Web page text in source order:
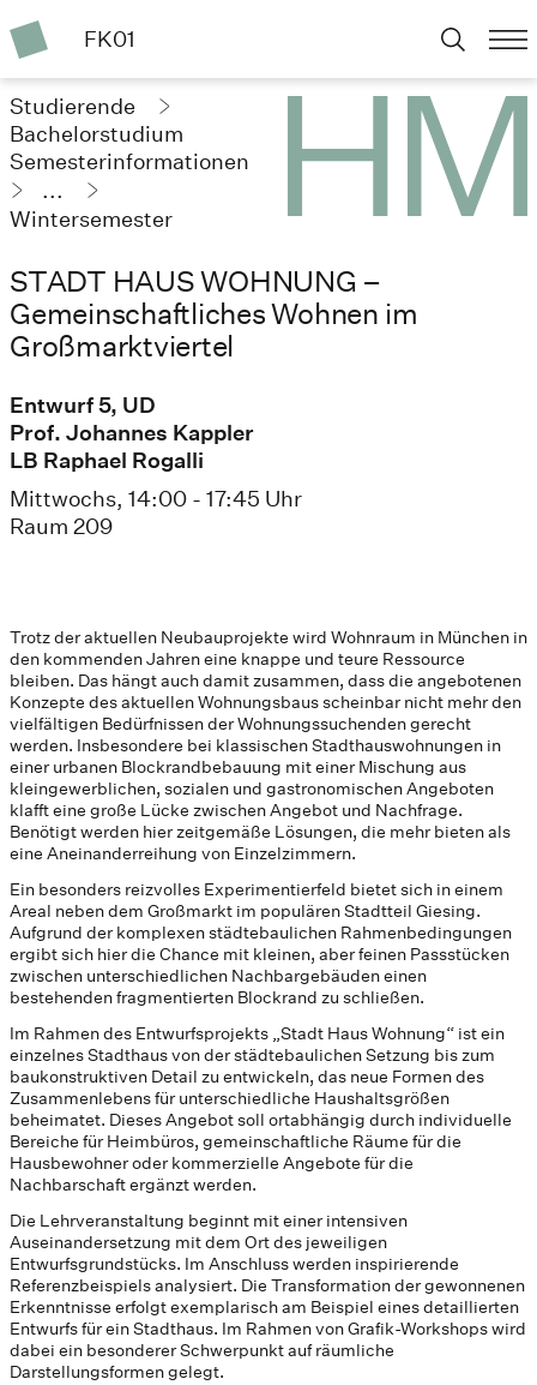
FK01
Studierende
Bachelorstudium
Semesterinformationen
...
Wintersemester
STADT HAUS WOHNUNG –
Gemeinschaftliches Wohnen im
Großmarktviertel
Entwurf 5, UD
Prof. Johannes Kappler
LB Raphael Rogalli
Mittwochs, 14:00 - 17:45 Uhr
Raum 209
Trotz der aktuellen Neubauprojekte wird Wohnraum in München in
den kommenden Jahren eine knappe und teure Ressource
bleiben. Das hängt auch damit zusammen, dass die angebotenen
Konzepte des aktuellen Wohnungsbaus scheinbar nicht mehr den
vielfältigen Bedürfnissen der Wohnungssuchenden gerecht
werden. Insbesondere bei klassischen Stadthauswohnungen in
einer urbanen Blockrandbebauung mit einer Mischung aus
kleingewerblichen, sozialen und gastronomischen Angeboten
klafft eine große Lücke zwischen Angebot und Nachfrage.
Benötigt werden hier zeitgemäße Lösungen, die mehr bieten als
eine Aneinanderreihung von Einzelzimmern.
Ein besonders reizvolles Experimentierfeld bietet sich in einem
Areal neben dem Großmarkt im populären Stadtteil Giesing.
Aufgrund der komplexen städtebaulichen Rahmenbedingungen
ergibt sich hier die Chance mit kleinen, aber feinen Passstücken
zwischen unterschiedlichen Nachbargebäuden einen
bestehenden fragmentierten Blockrand zu schließen.
Im Rahmen des Entwurfsprojekts „Stadt Haus Wohnung“ ist ein
einzelnes Stadthaus von der städtebaulichen Setzung bis zum
baukonstruktiven Detail zu entwickeln, das neue Formen des
Zusammenlebens für unterschiedliche Haushaltsgrößen
beheimatet. Dieses Angebot soll ortabhängig durch individuelle
Bereiche für Heimbüros, gemeinschaftliche Räume für die
Hausbewohner oder kommerzielle Angebote für die
Nachbarschaft ergänzt werden.
Die Lehrveranstaltung beginnt mit einer intensiven
Auseinandersetzung mit dem Ort des jeweiligen
Entwurfsgrundstücks. Im Anschluss werden inspirierende
Referenzbeispiels analysiert. Die Transformation der gewonnenen
Erkenntnisse erfolgt exemplarisch am Beispiel eines detaillierten
Entwurfs für ein Stadthaus. Im Rahmen von Grafik-Workshops wird
dabei ein besonderer Schwerpunkt auf räumliche
Darstellungsformen gelegt.